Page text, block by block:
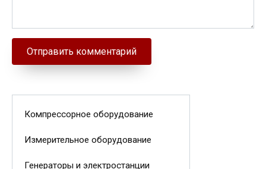
Компрессорное оборудование
Измерительное оборудование
Генераторы и электростанции